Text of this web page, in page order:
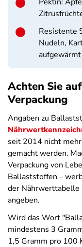
Resistente
Nudeln,
Achten Sie
Verpackung
Angaben zu
seit 2014 nicht
gemacht werden.
Verpackung von
Ballaststoffen –
der
angeben.
Wird das Wort
mindestens 3
1,5 Gramm pro 100